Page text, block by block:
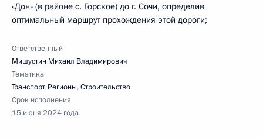
«Дон» (в районе с. Горское) до г. Сочи, определив
оптимальный маршрут прохождения этой дороги;
Ответственный
Мишустин Михаил Владимирович
Тематика
Транспорт, Регионы,Строительство
Срок исполнения
15 июня 2024 года